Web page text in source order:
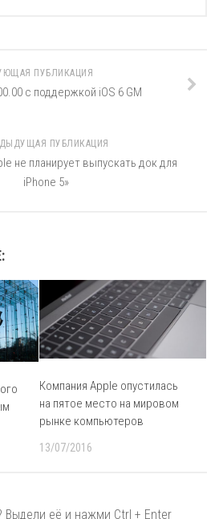
ПУБЛИКАЦИЯ
с поддержкой iOS 6 GM
ПУБЛИКАЦИЯ
не планирует выпускать док для
iPhone 5»
Компания Apple опустилась
на пятое место на мировом
рынке компьютеров
13/07/2016
Выдели её и нажми Ctrl + Enter